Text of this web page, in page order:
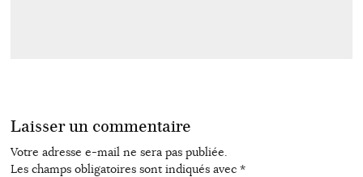
Laisser un commentaire
Votre adresse e-mail ne sera pas publiée.
Les champs obligatoires sont indiqués avec *